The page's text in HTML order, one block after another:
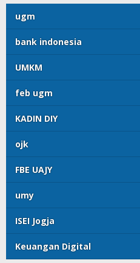
ugm
bank indonesia
UMKM
feb ugm
KADIN DIY
ojk
FBE UAJY
umy
ISEI Jogja
Keuangan Digital